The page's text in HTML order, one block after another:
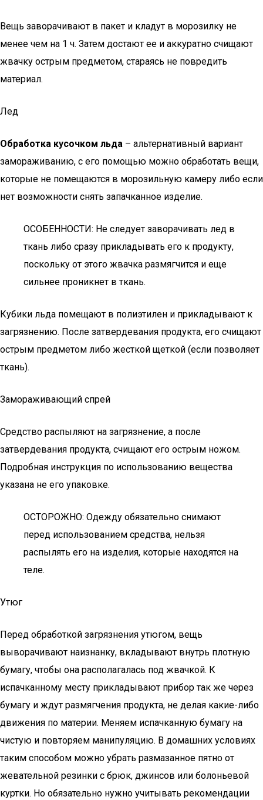
Вещь заворачивают в пакет и кладут в морозилку не
менее чем на 1 ч. Затем достают ее и аккуратно счищают
жвачку острым предметом, стараясь не повредить
материал.
Лед
Обработка кусочком льда – альтернативный вариант
замораживанию, с его помощью можно обработать вещи,
которые не помещаются в морозильную камеру либо если
нет возможности снять запачканное изделие.
ОСОБЕННОСТИ: Не следует заворачивать лед в
ткань либо сразу прикладывать его к продукту,
поскольку от этого жвачка размягчится и еще
сильнее проникнет в ткань.
Кубики льда помещают в полиэтилен и прикладывают к
загрязнению. После затвердевания продукта, его счищают
острым предметом либо жесткой щеткой (если позволяет
ткань).
Замораживающий спрей
Средство распыляют на загрязнение, а после
затвердевания продукта, счищают его острым ножом.
Подробная инструкция по использованию вещества
указана не его упаковке.
ОСТОРОЖНО: Одежду обязательно снимают
перед использованием средства, нельзя
распылять его на изделия, которые находятся на
теле.
Утюг
Перед обработкой загрязнения утюгом, вещь
выворачивают наизнанку, вкладывают внутрь плотную
бумагу, чтобы она располагалась под жвачкой. К
испачканному месту прикладывают прибор так же через
бумагу и ждут размягчения продукта, не делая какие-либо
движения по материи. Меняем испачканную бумагу на
чистую и повторяем манипуляцию. В домашних условиях
таким способом можно убрать размазанное пятно от
жевательной резинки с брюк, джинсов или болоньевой
куртки. Но обязательно нужно учитывать рекомендации